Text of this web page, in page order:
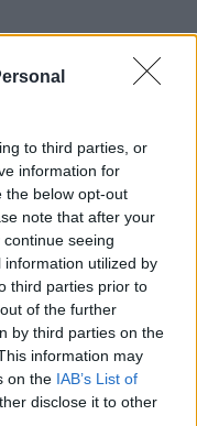
to third parties, or
information for
the below opt-out
note that after your
seeing
utilized by
third parties prior to
of the further
by third parties on the
information may
on the IAB’s List of
disclose it to other
.
OLAFAQ